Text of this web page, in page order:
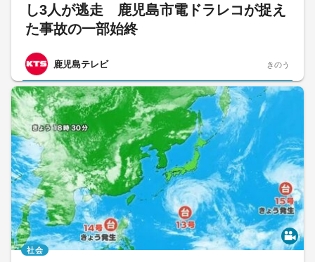
し3人が逃走 鹿児島市電ドラレコが捉え
た事故の一部始終
鹿児島テレビ きのう
社会